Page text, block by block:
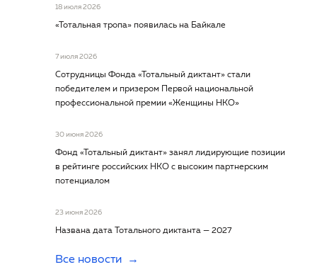
18 июля 2026
«Тотальная тропа» появилась на Байкале
7 июля 2026
Сотрудницы Фонда «Тотальный диктант» стали
победителем и призером Первой национальной
профессиональной премии «Женщины НКО»
30 июня 2026
Фонд «Тотальный диктант» занял лидирующие позиции
в рейтинге российских НКО с высоким партнерским
потенциалом
23 июня 2026
Названа дата Тотального диктанта — 2027
Все новости